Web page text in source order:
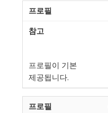
프로필이 기본
제공됩니다.